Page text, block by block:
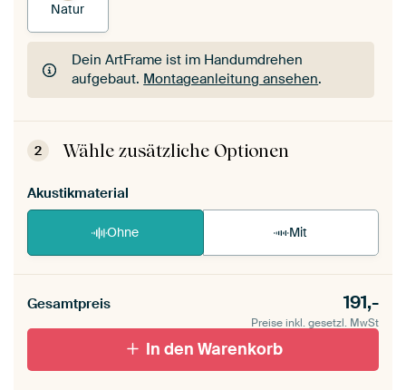
Natur
Dein ArtFrame ist im Handumdrehen
aufgebaut. Montageanleitung ansehen.
Dein ArtFrame ist im Handumdrehen
aufgebaut.Montageanleitung ansehen
2 Wähle zusätzliche Optionen
Akustikmaterial
Ohne Mit
Gesamtpreis 191,-
Preise inkl. gesetzl. MwSt
In den Warenkorb